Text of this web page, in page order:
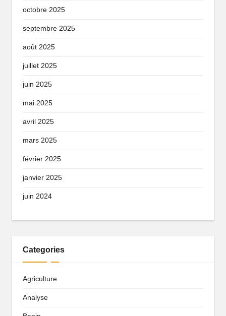
octobre 2025
septembre 2025
août 2025
juillet 2025
juin 2025
mai 2025
avril 2025
mars 2025
février 2025
janvier 2025
juin 2024
Categories
Agriculture
Analyse